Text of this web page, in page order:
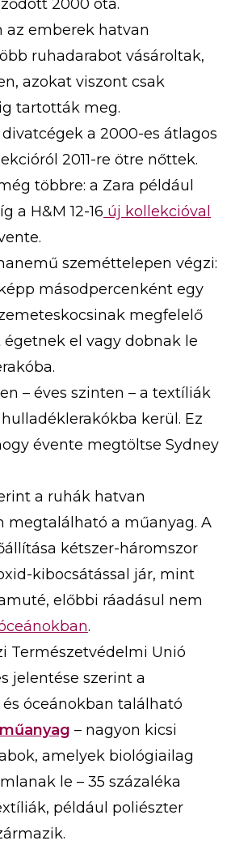
2000 óta.
az emberek hatvan
ruhadarabot vásároltak,
azokat viszont csak
tartották meg.
a 2000-es átlagos
2011-re ötre nőttek.
többre: a Zara például
a H&M 12-16 új kollekcióval
szeméttelepen végzi:
másodpercenként egy
megfelelő
el vagy dobnak le
– éves szinten – a textíliák
kerül. Ez
évente megtöltse Sydney
a ruhák hatvan
megtalálható a műanyag. A
kétszer-háromszor
kibocsátással jár, mint
előbbi ráadásul nem
.
Természetvédelmi Unió
jelentése szerint a
óceánokban található
– nagyon kicsi
amelyek biológiailag
le – 35 százaléka
például poliészter